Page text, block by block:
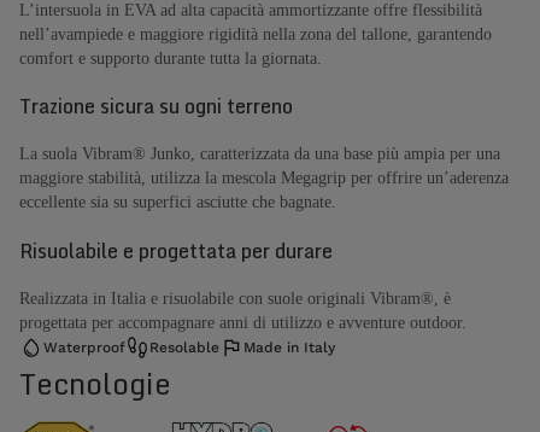
L’intersuola in EVA ad alta capacità ammortizzante offre flessibilità
nell’avampiede e maggiore rigidità nella zona del tallone, garantendo
comfort e supporto durante tutta la giornata.
Trazione sicura su ogni terreno
La suola Vibram® Junko, caratterizzata da una base più ampia per una
maggiore stabilità, utilizza la mescola Megagrip per offrire un’aderenza
eccellente sia su superfici asciutte che bagnate.
Risuolabile e progettata per durare
Realizzata in Italia e risuolabile con suole originali Vibram®, è
progettata per accompagnare anni di utilizzo e avventure outdoor.
Waterproof Resolable Made in Italy
Tecnologie